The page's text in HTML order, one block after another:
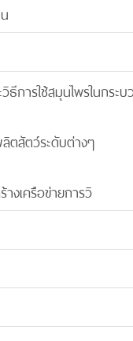
การใช้สมุนไพรในกระ
ตสัตว์ระดับต่างๆ
งเครือข่ายการวิ